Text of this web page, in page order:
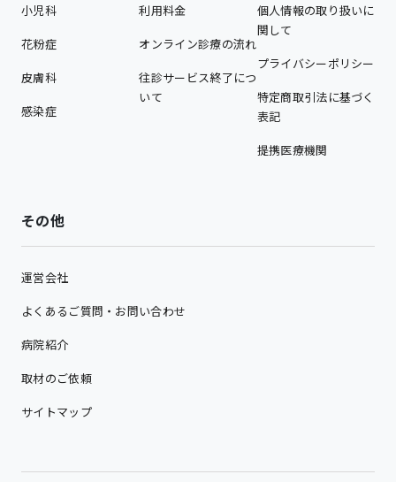
小児科
花粉症
皮膚科
感染症
利用料金
オンライン診療の流れ
往診サービス終了につ
いて
個人情報の取り扱いに
関して
プライバシーポリシー
特定商取引法に基づく
表記
提携医療機関
その他
運営会社
よくあるご質問・お問い合わせ
病院紹介
取材のご依頼
サイトマップ